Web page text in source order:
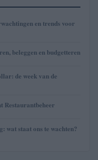
en trends voor
beleggen en budgetteren
de week van de
wat staat ons te wachten?